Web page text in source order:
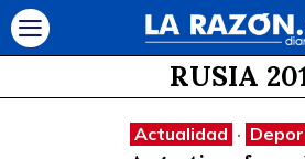
RUSIA
Actualidad ·